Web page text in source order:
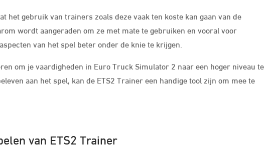
het gebruik van trainers zoals deze vaak ten koste kan gaan van de
wordt aangeraden om ze met mate te gebruiken en vooral voor
van het spel beter onder de knie te krijgen.
om je vaardigheden in Euro Truck Simulator 2 naar een hoger niveau te
aan het spel, kan de ETS2 Trainer een handige tool zijn om mee te
van ETS2 Trainer